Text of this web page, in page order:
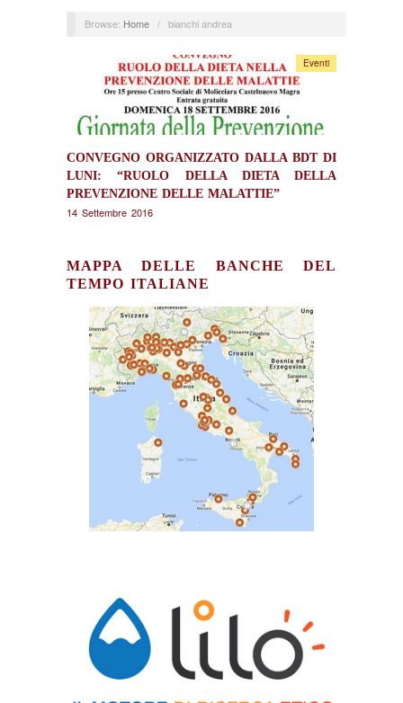
Browse: Home / bianchi andrea
CONVEGNO ORGANIZZATO DALLA BDT DI
LUNI: “RUOLO DELLA DIETA DELLA
PREVENZIONE DELLE MALATTIE”
14 Settembre 2016
Eventi
MAPPA DELLE BANCHE DEL
TEMPO ITALIANE